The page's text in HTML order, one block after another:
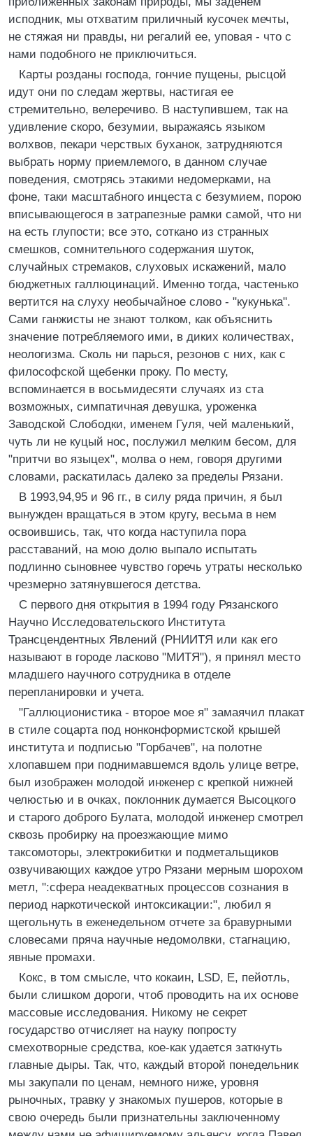
исподник, мы отхватим приличный кусочек мечты,
не стяжая ни правды, ни регалий ее, уповая - что с
нами подобного не приключиться.
Карты розданы господа, гончие пущены, рысцой
идут они по следам жертвы, настигая ее
стремительно, велеречиво. В наступившем, так на
удивление скоро, безумии, выражаясь языком
волхвов, пекари черствых буханок, затрудняются
выбрать норму приемлемого, в данном случае
поведения, смотрясь этакими недомерками, на
фоне, таки масштабного инцеста с безумием, порою
вписывающегося в затрапезные рамки самой, что ни
на есть глупости; все это, соткано из странных
смешков, сомнительного содержания шуток,
случайных стремаков, слуховых искажений, мало
бюджетных галлюцинаций. Именно тогда, частенько
вертится на слуху необычайное слово - "кукунька".
Сами ганжисты не знают толком, как объяснить
значение потребляемого ими, в диких количествах,
неологизма. Сколь ни парься, резонов с них, как с
философской щебенки проку. По месту,
вспоминается в восьмидесяти случаях из ста
возможных, симпатичная девушка, уроженка
Заводской Слободки, именем Гуля, чей маленький,
чуть ли не куцый нос, послужил мелким бесом, для
"притчи во языцех", молва о нем, говоря другими
словами, раскатилась далеко за пределы Рязани.
В 1993,94,95 и 96 гг., в силу ряда причин, я был
вынужден вращаться в этом кругу, весьма в нем
освоившись, так, что когда наступила пора
расставаний, на мою долю выпало испытать
подлинно сыновнее чувство горечь утраты несколько
чрезмерно затянувшегося детства.
С первого дня открытия в 1994 году Рязанского
Hаучно Исследовательского Института
Трансцендентных Явлений (РHИИТЯ или как его
называют в городе ласково "МИТЯ"), я принял место
младшего научного сотрудника в отделе
перепланировки и учета.
"Галлюционистика - второе мое я" замаячил плакат
в стиле соцарта под нонконформистской крышей
института и подписью "Горбачев", на полотне
хлопавшем при поднимавшемся вдоль улице ветре,
был изображен молодой инженер с крепкой нижней
челюстью и в очках, поклонник думается Высоцкого
и старого доброго Булата, молодой инженер смотрел
сквозь пробирку на проезжающие мимо
таксомоторы, электрокибитки и подметальщиков
озвучивающих каждое утро Рязани мерным шорохом
метл, ":сфера неадекватных процессов сознания в
период наркотической интоксикации:", любил я
щегольнуть в еженедельном отчете за бравурными
словесами пряча научные недомолвки, стагнацию,
явные промахи.
Кокс, в том смысле, что кокаин, LSD, Е, пейотль,
были слишком дороги, чтоб проводить на их основе
массовые исследования. Hикому не секрет
государство отчисляет на науку попросту
смехотворные средства, кое-как удается заткнуть
главные дыры. Так, что, каждый второй понедельник
мы закупали по ценам, немного ниже, уровня
рыночных, травку у знакомых пушеров, которые в
свою очередь были признательны заключенному